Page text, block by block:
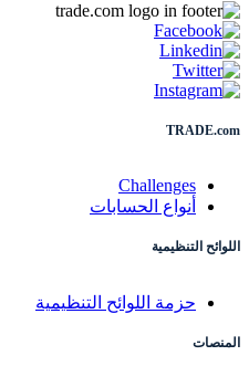
TRADE.com
Challenges
أنواع الحسابات
اللوائح التنظيمية
حزمة اللوائح التنظيمية
المنصات